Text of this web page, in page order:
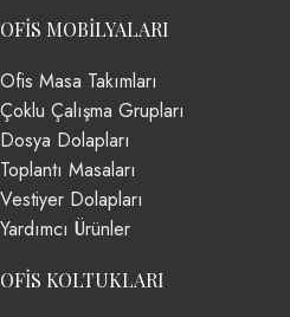
OFIS MOBILYALARI
Ofis Masa Takımları
Çoklu Çalışma Grupları
Dosya Dolapları
Toplantı Masaları
Vestiyer Dolapları
Yardımcı Ürünler
OFIS KOLTUKLARI